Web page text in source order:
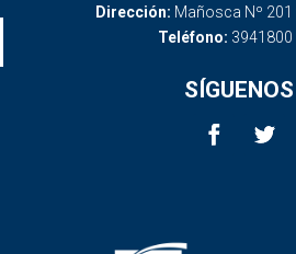
Dirección: Mañosca Nº 201
Teléfono: 3941800
SÍGUENOS